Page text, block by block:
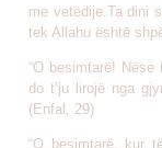
me vetëdije.Ta dini
tek Allahu është
“O besimtarë!
do t’ju lirojë nga
(Enfal, 29)
“O besimtarë, kur